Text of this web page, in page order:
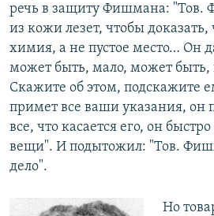
речь в защиту Фишмана: "Тов.
из кожи лезет, чтобы доказать,
химия, а не пустое место… Он
может быть, мало, может быть,
Скажите об этом, подскажите
примет все ваши указания, он
все, что касается его, он
вещи". И подытожил: "Тов.
дело".
Но